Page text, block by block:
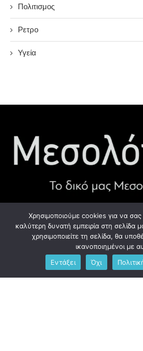
Πολιτισμος
Ρετρο
Υγεία
ΧΡΉΣΙΜΑ LINK
Προσωπικά Δεδομένα -
Ανδρέου Λόντου 1, Μεσολόγγι 302 00
Χρησιμοποιούμε cookies για να
καλύτερη δυνατή εμπειρία στη σελίδα
χρησιμοποιείτε τη σελίδα, θα
ικανοποιημένοι με
Εντάξει
Όχι